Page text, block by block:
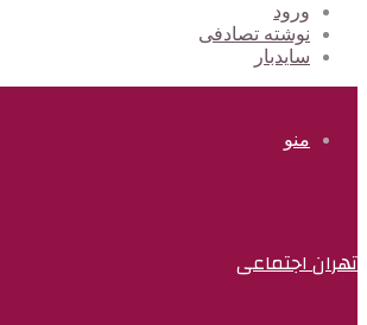
ورود
نوشته تصادفی
سایدبار
منو
تهران اجتماعی